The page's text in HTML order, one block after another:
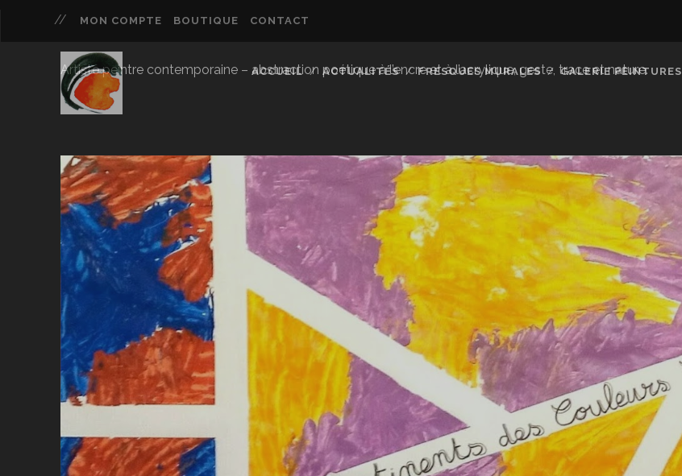
MON COMPTE BOUTIQUE CONTACT
Artiste peintre contemporaine – abstraction poétique à l’encre et à l’acrylique, geste, trace et nature.
ACCUEIL ACTUALITÉS FRESQUES MURALES GALERIE PEINTURES